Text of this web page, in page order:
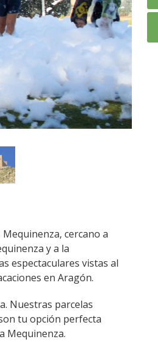
cercano a
y a la
espectaculares vistas al
en Aragón.
Nuestras parcelas
tu opción perfecta
Mequinenza.